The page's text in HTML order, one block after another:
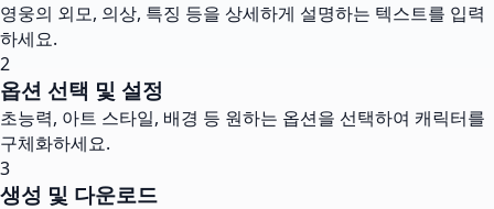
영웅의 외모, 의상, 특징 등을 상세하게 설명하는 텍스트를 입력
하세요.
2
옵션 선택 및 설정
초능력, 아트 스타일, 배경 등 원하는 옵션을 선택하여 캐릭터를
구체화하세요.
3
생성 및 다운로드